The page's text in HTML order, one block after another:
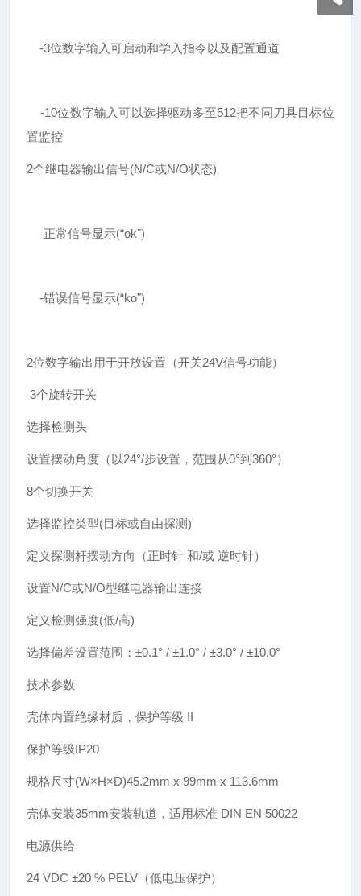
-3位数字输入可启动和学入指令以及配置通道
-10位数字输入可以选择驱动多至512把不同刀具目标位
置监控
2个继电器输出信号(N/C或N/O状态)
-正常信号显示(“ok")
-错误信号显示(“ko")
2位数字输出用于开放设置（开关24V信号功能）
3个旋转开关
选择检测头
设置摆动角度（以24°/步设置，范围从0°到360°）
8个切换开关
选择监控类型(目标或自由探测)
定义探测杆摆动方向（正时针 和/或 逆时针）
设置N/C或N/O型继电器输出连接
定义检测强度(低/高)
选择偏差设置范围：±0.1° / ±1.0° / ±3.0° / ±10.0°
技术参数
壳体内置绝缘材质，保护等级 II
保护等级IP20
规格尺寸(W×H×D)45.2mm x 99mm x 113.6mm
壳体安装35mm安装轨道，适用标准 DIN EN 50022
电源供给
24 VDC ±20 % PELV（低电压保护）